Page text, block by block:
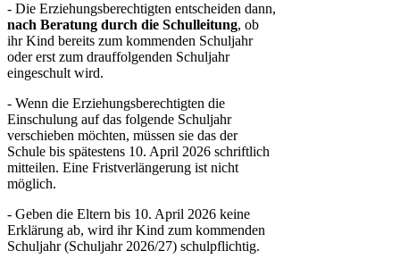
- Die Erziehungsberechtigten entscheiden dann,
nach Beratung durch die Schulleitung, ob
ihr Kind bereits zum kommenden Schuljahr
oder erst zum drauffolgenden Schuljahr
eingeschult wird.
- Wenn die Erziehungsberechtigten die
Einschulung auf das folgende Schuljahr
verschieben möchten, müssen sie das der
Schule bis spätestens 10. April 2026 schriftlich
mitteilen. Eine Fristverlängerung ist nicht
möglich.
- Geben die Eltern bis 10. April 2026 keine
Erklärung ab, wird ihr Kind zum kommenden
Schuljahr (Schuljahr 2026/27) schulpflichtig.